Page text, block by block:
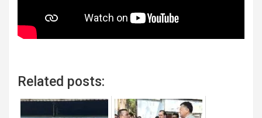
Related posts: